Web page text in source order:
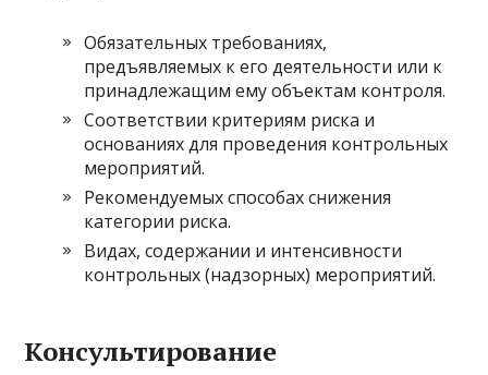
Обязательных требованиях,
предъявляемых к его деятельности или к
принадлежащим ему объектам контроля.
Соответствии критериям риска и
основаниях для проведения контрольных
мероприятий.
Рекомендуемых способах снижения
категории риска.
Видах, содержании и интенсивности
контрольных (надзорных) мероприятий.
Консультирование